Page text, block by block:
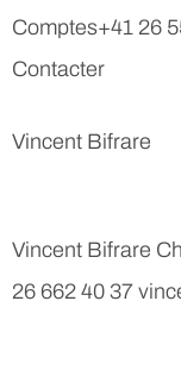
Comptes+41 26
Contacter
Vincent Bifrare
Vincent Bifrare
26 662 40 37